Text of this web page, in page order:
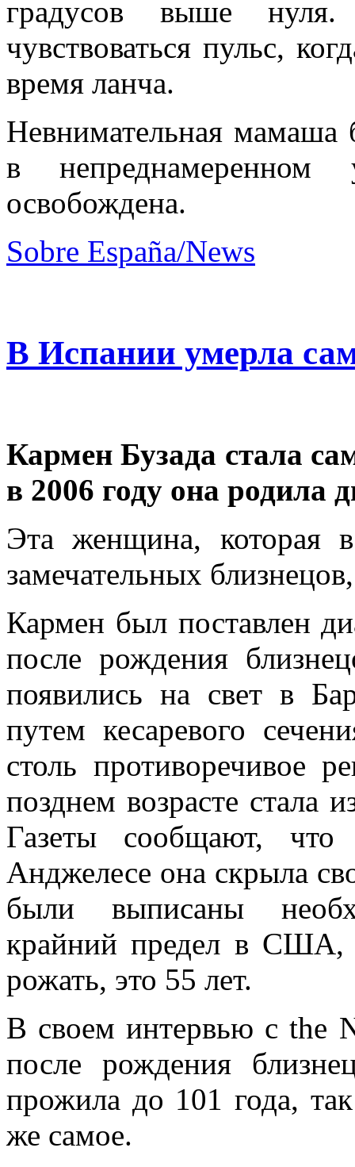
градусов выше
чувствоваться пульс,
время ланча.
Невнимательная мамаша
в
освобождена.
Sobre España/News
В Испании умерла
Кармен Бузада стала
в 2006 году она родила
Эта женщина, которая
замечательных
Кармен был поставлен
после рождения
появились на свет в
путем кесаревого
столь противоречивое
позднем возрасте стала
Газеты сообщают,
Анджелесе она скрыла
были выписаны
крайний предел в США,
рожать, это 55 лет.
В своем интервью с the
после рождения
прожила до 101 года,
же самое.